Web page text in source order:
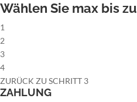
Wählen Sie max bis zu
1
2
3
4
ZURÜCK ZU SCHRITT 3
ZAHLUNG